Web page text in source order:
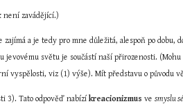
není zavádějící.)
a je tedy pro mne důležitá, alespoň po dobu,
jevovému světu je součástí naší přirozenosti.
vyspělosti, viz (1) výše). Mít představu o původu
3). Tato odpověď nabízí kreacionizmus ve smyslu